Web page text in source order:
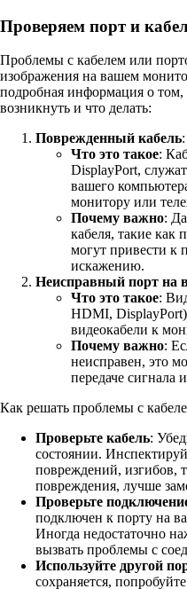
Проверяем порт и
Проблемы с кабелем или
изображения на вашем
подробная информация о
возникнуть и что делать:
Поврежденный кабель:
Что это такое:
DisplayPort,
вашего
монитору или
Почему важно:
кабеля, такие как
могут привести к
искажению.
Неисправный порт на
Что это такое:
HDMI,
видеокабели к
Почему важно:
неисправен, это
передаче сигнала
Как решать проблемы с
Проверьте кабель:
состоянии.
повреждений, изгибов,
повреждения, лучше
Проверьте
подключен к порту на
Иногда недостаточно
вызвать проблемы с
Используйте другой
сохраняется,